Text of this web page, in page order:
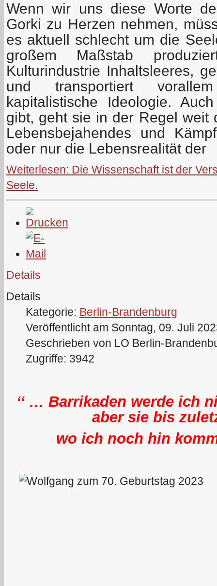
Wenn wir uns diese Worte
Gorki zu Herzen nehmen,
es aktuell schlecht um die
großem Maßstab
Kulturindustrie Inhaltsleeres,
und transportiert
kapitalistische Ideologie.
gibt, geht sie in der Regel weit
Lebensbejahendes und
oder nur die Lebensrealität der
Weiterlesen: Die Wissenschaft ist der
Seele.
Details
Details
Kategorie: Berlin-Brandenburg
Veröffentlicht am Sonntag, 09. Juli
Geschrieben von LO Berlin-
Zugriffe: 3942
‘‘ … Barrikaden werde ich
aber sie bis
wo ich noch hin